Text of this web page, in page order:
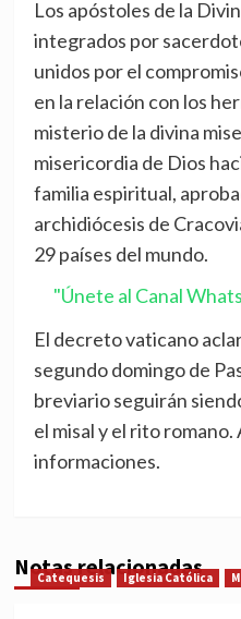
Los apóstoles de la
integrados por
unidos por el
en la relación con los
misterio de la divina
misericordia de Dios
familia espiritual,
archidiócesis de
29 países del mundo.
"Únete al Canal
El decreto vaticano
segundo domingo de
breviario seguirán
el misal y el rito
informaciones.
Notas relacionadas
Catequesis Iglesia Católica